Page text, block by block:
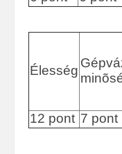
Élesség
12 pont 7 pont